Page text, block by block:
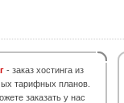
- заказ хостинга из
тарифных планов.
заказать у нас